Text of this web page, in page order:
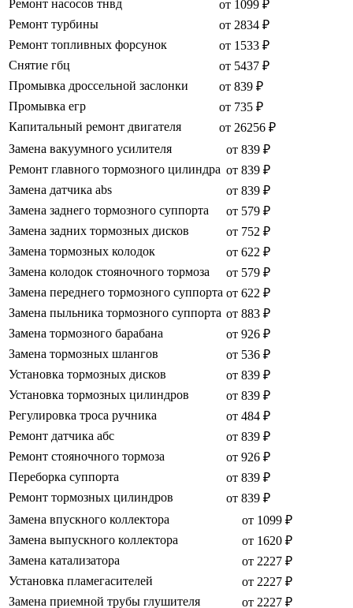
Ремонт насосов тнвд
от 1099 ₽
Ремонт турбины
от 2834 ₽
Ремонт топливных форсунок
от 1533 ₽
Снятие гбц
от 5437 ₽
Промывка дроссельной заслонки
от 839 ₽
Промывка егр
от 735 ₽
Капитальный ремонт двигателя
от 26256 ₽
Замена вакуумного усилителя
от 839 ₽
Ремонт главного тормозного цилиндра от 839 ₽
Замена датчика abs
от 839 ₽
Замена заднего тормозного суппорта
от 579 ₽
Замена задних тормозных дисков
от 752 ₽
Замена тормозных колодок
от 622 ₽
Замена колодок стояночного тормоза
от 579 ₽
Замена переднего тормозного суппорта от 622 ₽
Замена пыльника тормозного суппорта от 883 ₽
Замена тормозного барабана
от 926 ₽
Замена тормозных шлангов
от 536 ₽
Установка тормозных дисков
от 839 ₽
Установка тормозных цилиндров
от 839 ₽
Регулировка троса ручника
от 484 ₽
Ремонт датчика абс
от 839 ₽
Ремонт стояночного тормоза
от 926 ₽
Переборка суппорта
от 839 ₽
Ремонт тормозных цилиндров
от 839 ₽
Замена впускного коллектора
от 1099 ₽
Замена выпускного коллектора
от 1620 ₽
Замена катализатора
от 2227 ₽
Установка пламегасителей
от 2227 ₽
Замена приемной трубы глушителя
от 2227 ₽